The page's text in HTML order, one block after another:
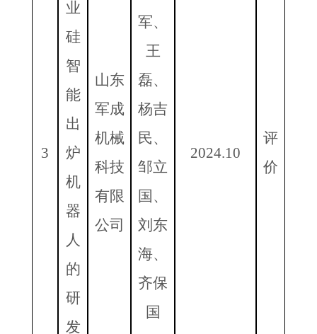
3
业
硅
智
能
出
炉
机
器
人
的
研
发
山东
军成
机械
科技
有限
公司
军、
王
磊、
杨吉
民、
邹立
国、
刘东
海、
齐保
国
2024.10
评
价